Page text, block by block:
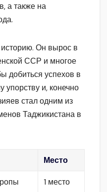
а также на
Он вырос в
ССР и многое
добиться успехов в
упорству и, конечно
стал одним из
Таджикистана в
Место
1 место